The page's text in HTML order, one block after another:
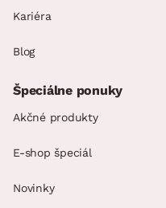
Kariéra
Blog
Špeciálne ponuky
Akčné produkty
E-shop špeciál
Novinky